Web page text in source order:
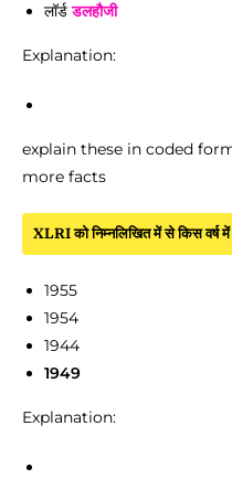
लॉर्डडलहौजी
Explanation:
explain these in coded
more facts
XLRI को निम्नलिखित में से किस वर्ष में
1955
1954
1944
1949
Explanation: